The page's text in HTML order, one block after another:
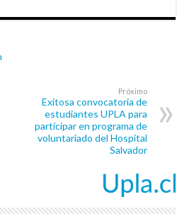
Próximo
Exitosa convocatoria de
estudiantes UPLA para
participar en programa de
voluntariado del Hospital
Salvador